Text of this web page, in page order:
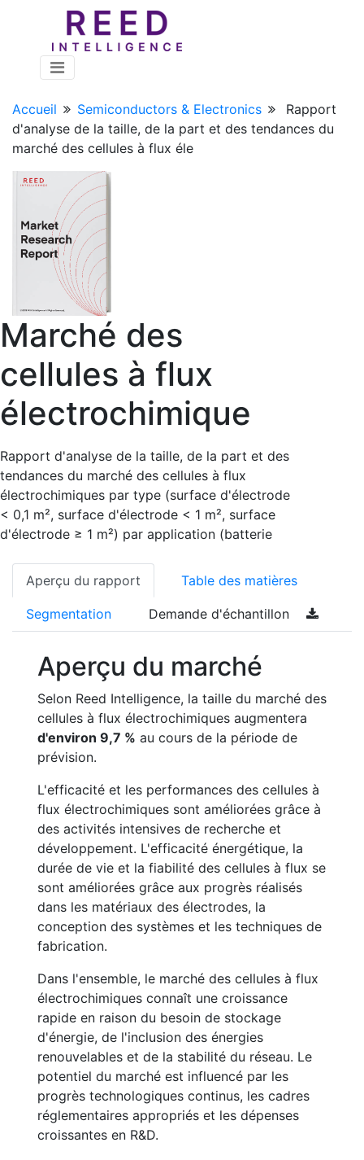
Accueil Semiconductors & Electronics
Rapport
d'analyse de la taille, de la part et des tendances du
marché des cellules à flux éle
Marché des
cellules à flux
électrochimique
Rapport d'analyse de la taille, de la part et des
tendances du marché des cellules à flux
électrochimiques par type (surface d'électrode
< 0,1 m², surface d'électrode < 1 m², surface
d'électrode ≥ 1 m²) par application (batterie
Aperçu du rapport Table des matières
Segmentation Demande d'échantillon
Aperçu du marché
Selon Reed Intelligence, la taille du marché des
cellules à flux électrochimiques augmentera
d'environ 9,7 % au cours de la période de
prévision.
L'efficacité et les performances des cellules à
flux électrochimiques sont améliorées grâce à
des activités intensives de recherche et
développement. L'efficacité énergétique, la
durée de vie et la fiabilité des cellules à flux se
sont améliorées grâce aux progrès réalisés
dans les matériaux des électrodes, la
conception des systèmes et les techniques de
fabrication.
Dans l'ensemble, le marché des cellules à flux
électrochimiques connaît une croissance
rapide en raison du besoin de stockage
d'énergie, de l'inclusion des énergies
renouvelables et de la stabilité du réseau. Le
potentiel du marché est influencé par les
progrès technologiques continus, les cadres
réglementaires appropriés et les dépenses
croissantes en R&D.